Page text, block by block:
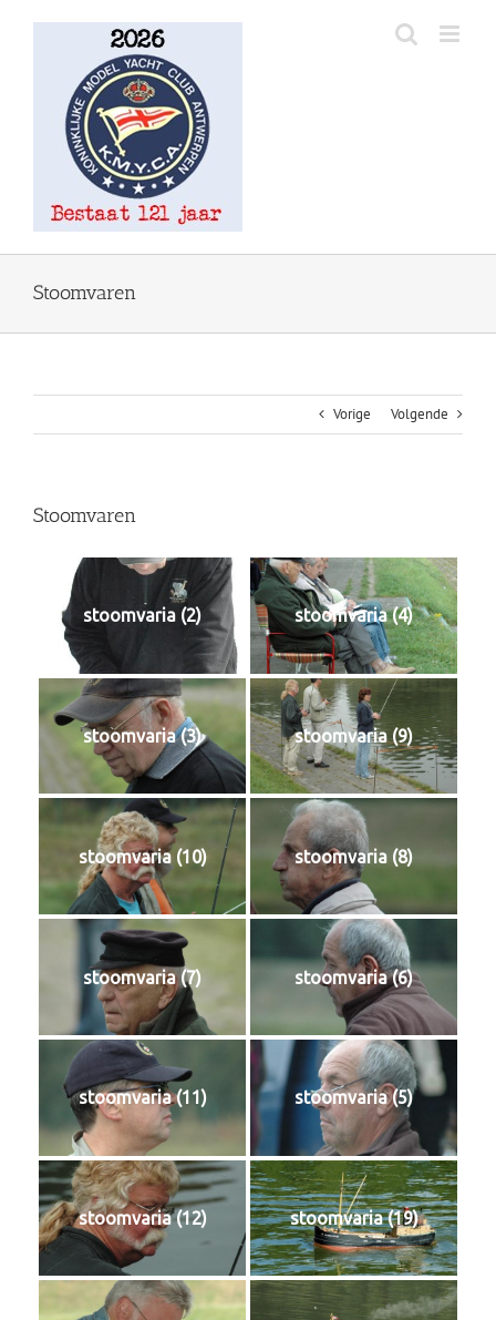
Stoomvaren
Vorige Volgende
Stoomvaren
stoomvaria (2) stoomvaria (4)
stoomvaria (3) stoomvaria (9)
stoomvaria (10) stoomvaria (8)
stoomvaria (7) stoomvaria (6)
stoomvaria (11) stoomvaria (5)
stoomvaria (12) stoomvaria (19)